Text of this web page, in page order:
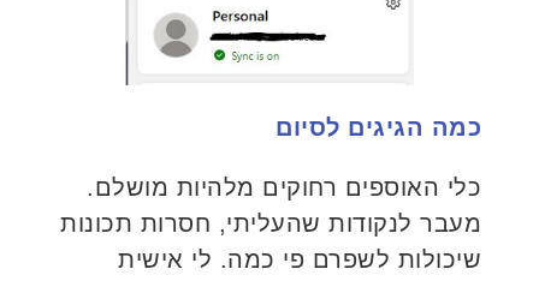
כמה הגיגים לסיום
כלי האוספים רחוקים מלהיות מושלם.
מעבר לנקודות שהעליתי, חסרות תכונות
שיכולות לשפרם פי כמה. לי אישית